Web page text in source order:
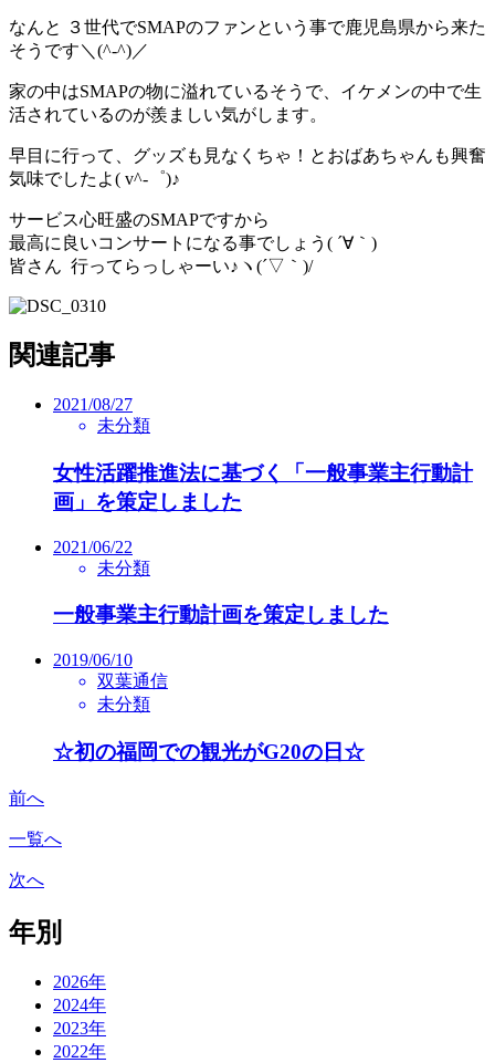
なんと ３世代でSMAPのファンという事で鹿児島県から来た
そうです＼ (^-^)／
家の中はSMAPの物に溢れているそうで、 イケメンの中で生
活されているのが羨ましい気がします。
早目に行って、グッズも見なくちゃ！ とおばあちゃんも興奮
気味でしたよ( v^-゜)♪
サービス心旺盛のSMAPですから
最高に良いコンサートになる事でしょう( ´∀｀)
皆さん 行ってらっしゃーい♪ヽ(´▽｀)/
関連記事
2021/08/27
未分類
女性活躍推進法に基づく「一般事業主行動計
画」を策定しました
2021/06/22
未分類
一般事業主行動計画を策定しました
2019/06/10
双葉通信
未分類
☆初の福岡での観光がG20の日☆
前へ
一覧へ
次へ
年別
2026年
2024年
2023年
2022年